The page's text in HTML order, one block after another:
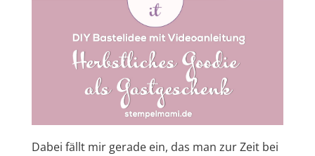
Dabei fällt mir gerade ein, das man zur Zeit bei